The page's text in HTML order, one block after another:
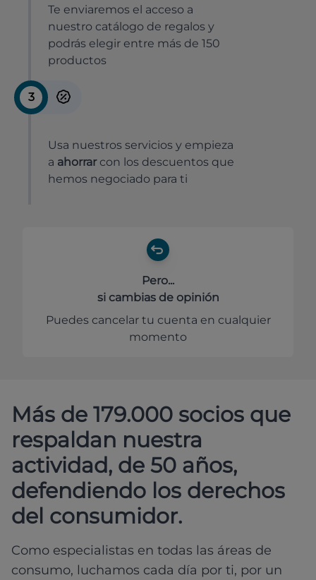
Te enviaremos el acceso a
nuestro catálogo de regalos y
podrás elegir entre más de 150
productos
3
Usa nuestros servicios y empieza
a ahorrar con los descuentos que
hemos negociado para ti
Pero...
si cambias de opinión
Puedes cancelar tu cuenta en cualquier
momento
Más de 179.000 socios que
respaldan nuestra
actividad, de 50 años,
defendiendo los derechos
del consumidor.
Como especialistas en todas las áreas de
consumo, luchamos cada día por ti, por un